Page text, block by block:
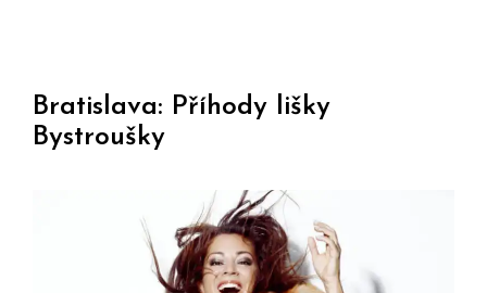
Bratislava: Příhody lišky
Bystroušky